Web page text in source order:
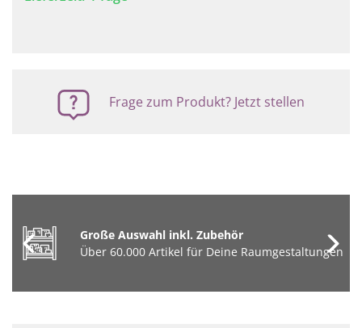
Frage zum Produkt? Jetzt stellen
Große Auswahl inkl. Zubehör
Über 60.000 Artikel für Deine Raumgestaltungen